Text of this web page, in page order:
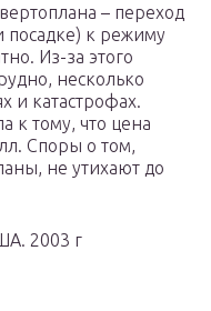
– переход
посадке) к режиму
Из-за этого
несколько
и катастрофах.
к тому, что цена
Споры о том,
не утихают до
2003 г